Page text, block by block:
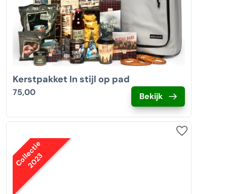
Kerstpakket In stijl op pad
75,00 Bekijk
Collectie
2023